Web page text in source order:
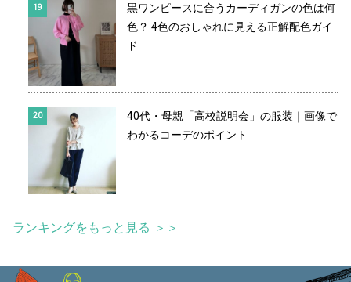
黒ワンピースに合うカーディガンの色は何
色？ 4色のおしゃれに見える正解配色ガイ
ド
40代・母親「高校説明会」の服装｜画像で
わかるコーデのポイント
ランキングをもっと見る ＞＞